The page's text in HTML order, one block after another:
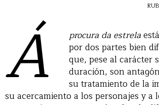
Á procura da estrela
por dos partes bien
que, pese al carácter
duración, son
su tratamiento de la
su acercamiento a los personajes y a